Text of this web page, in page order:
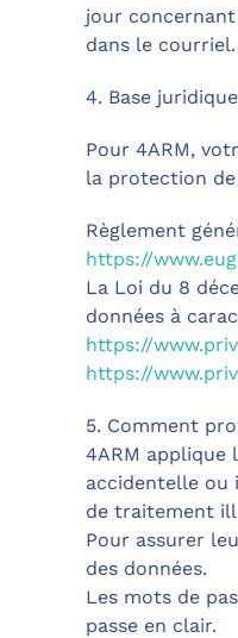
jour
dans le courriel.
4. Base juridique
Pour 4ARM,
la protection de
Règlement
https://
La Loi du 8
données à
https://
https://
5. Comment
4ARM applique
accidentelle ou
de traitement
Pour assurer
des données.
Les mots de
passe en clair.